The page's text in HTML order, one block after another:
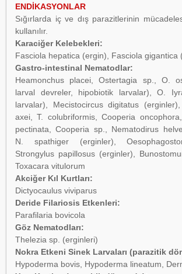
ENDİKASYONLAR
Sığırlarda iç ve dış parazitlerinin
kullanılır.
Karaciğer Kelebekleri:
Fasciola hepatica (ergin), Fasciola gigantica
Gastro-intestinal Nematodlar:
Heamonchus placei, Ostertagia sp., O.
larval devreler, hipobiotik larvalar), O.
larvalar), Mecistocircus digitatus
axei, T. colubriformis, Cooperia
pectinata, Cooperia sp., Nematodirus
N. spathiger (erginler),
Strongylus papillosus (erginler),
Toxacara vitulorum
Akciğer Kıl Kurtları:
Dictyocaulus viviparus
Deride Filariosis Etkenleri:
Parafilaria bovicola
Göz Nematodları:
Thelezia sp. (erginleri)
Nokra Etkeni Sinek Larvaları (parazitik
Hypoderma bovis, Hypoderma lineatum,